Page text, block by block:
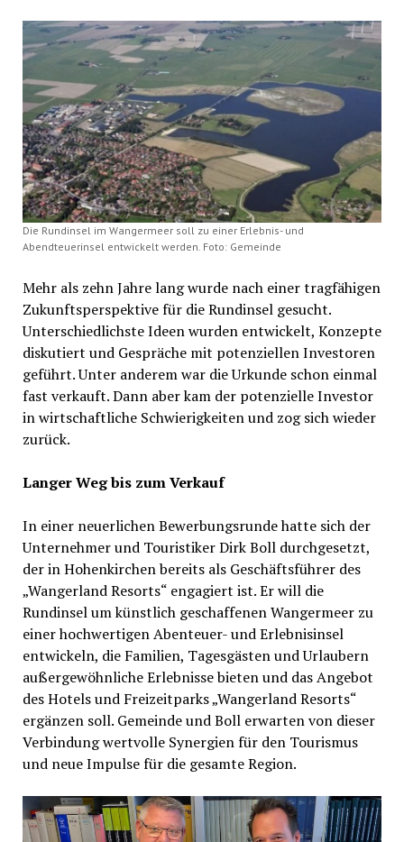
Die Rundinsel im Wangermeer soll zu einer Erlebnis- und
Abendteuerinsel entwickelt werden. Foto: Gemeinde
Mehr als zehn Jahre lang wurde nach einer tragfähigen
Zukunftsperspektive für die Rundinsel gesucht.
Unterschiedlichste Ideen wurden entwickelt, Konzepte
diskutiert und Gespräche mit potenziellen Investoren
geführt. Unter anderem war die Urkunde schon einmal
fast verkauft. Dann aber kam der potenzielle Investor
in wirtschaftliche Schwierigkeiten und zog sich wieder
zurück.
Langer Weg bis zum Verkauf
In einer neuerlichen Bewerbungsrunde hatte sich der
Unternehmer und Touristiker Dirk Boll durchgesetzt,
der in Hohenkirchen bereits als Geschäftsführer des
„Wangerland Resorts“ engagiert ist. Er will die
Rundinsel um künstlich geschaffenen Wangermeer zu
einer hochwertigen Abenteuer- und Erlebnisinsel
entwickeln, die Familien, Tagesgästen und Urlaubern
außergewöhnliche Erlebnisse bieten und das Angebot
des Hotels und Freizeitparks „Wangerland Resorts“
ergänzen soll. Gemeinde und Boll erwarten von dieser
Verbindung wertvolle Synergien für den Tourismus
und neue Impulse für die gesamte Region.